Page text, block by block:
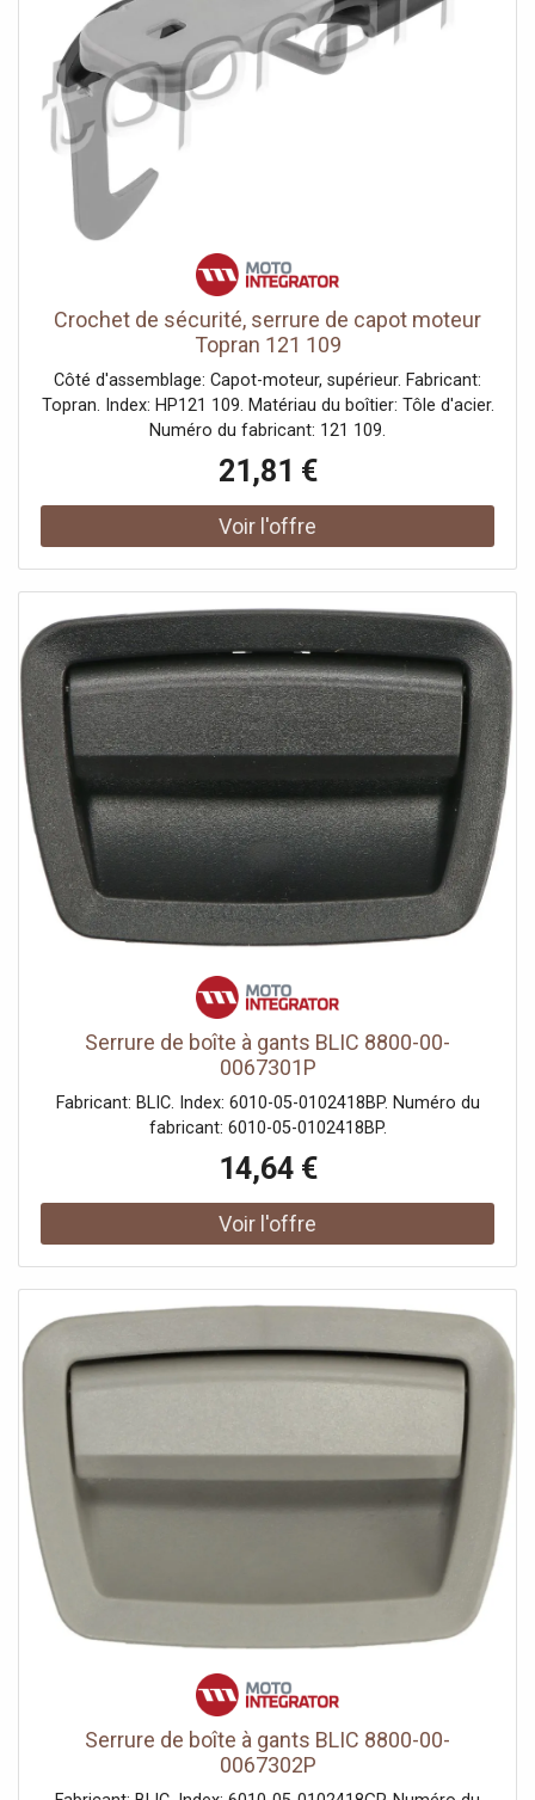
Crochet de sécurité, serrure de capot moteur
Topran 121 109
Côté d'assemblage: Capot-moteur, supérieur. Fabricant:
Topran. Index: HP121 109. Matériau du boîtier: Tôle d'acier.
Numéro du fabricant: 121 109.
21,81 €
Serrure de boîte à gants BLIC 8800-00-
0067301P
Fabricant: BLIC. Index: 6010-05-0102418BP. Numéro du
fabricant: 6010-05-0102418BP.
14,64 €
Serrure de boîte à gants BLIC 8800-00-
0067302P